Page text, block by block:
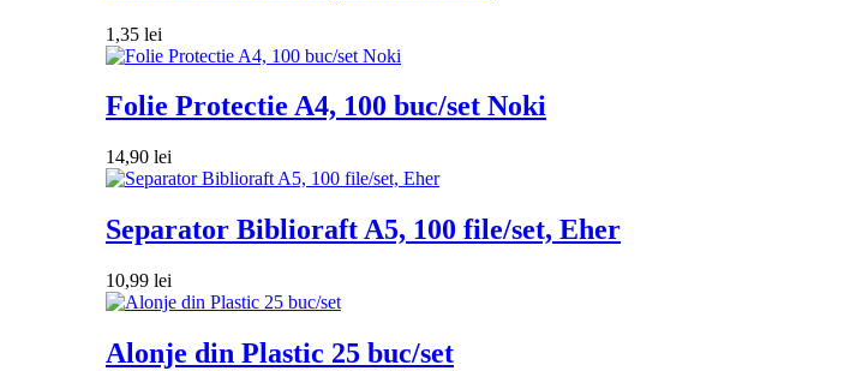
1,35 lei
Folie Protectie A4, 100 buc/set Noki
14,90 lei
Separator Biblioraft A5, 100 file/set, Eher
10,99 lei
Alonje din Plastic 25 buc/set